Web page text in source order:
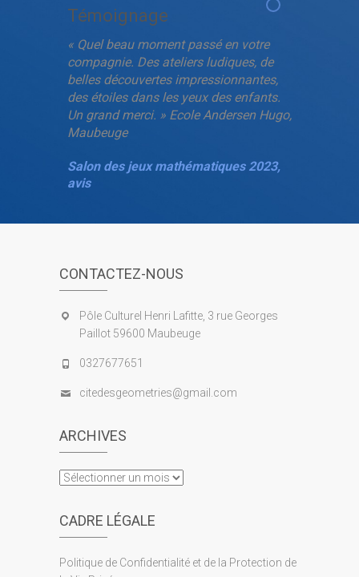
Témoignage
« Quel beau moment passé en votre
compagnie. Des ateliers ludiques, de
belles découvertes impressionnantes,
des étoiles dans les yeux des enfants.
Un grand merci. » Ecole Andersen Hugo,
Maubeuge
Salon des jeux mathématiques 2023,
avis
CONTACTEZ-NOUS
Pôle Culturel Henri Lafitte, 3 rue Georges
Paillot 59600 Maubeuge
0327677651
citedesgeometries@gmail.com
ARCHIVES
A
c
v
CADRE LÉGALE
Politique de Confidentialité et de la Protection de